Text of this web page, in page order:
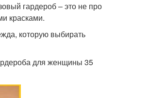
гардероб – это не про
красками.
которую выбирать
для женщины 35